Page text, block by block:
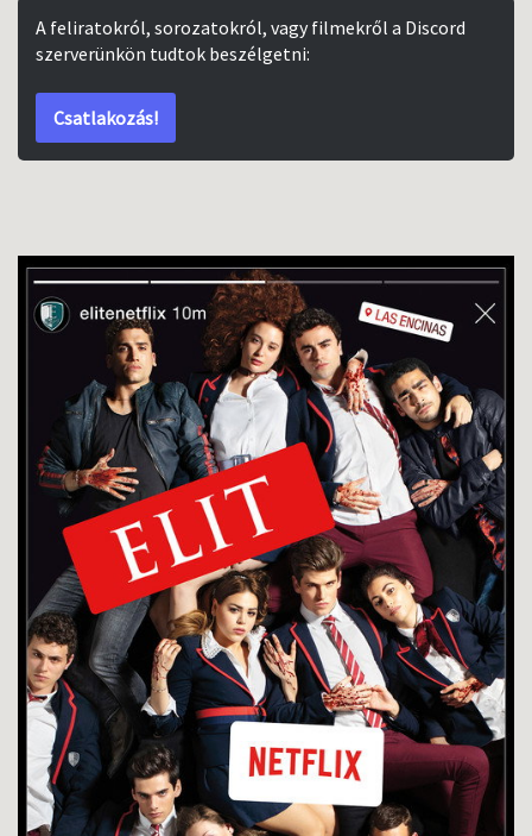
A feliratokról, sorozatokról, vagy filmekről a Discord
szerverünkön tudtok beszélgetni:
Csatlakozás!